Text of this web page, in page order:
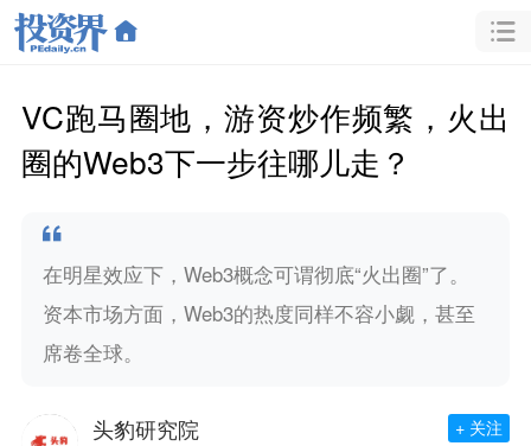
VC跑马圈地，游资炒作频繁，火出
圈的Web3下一步往哪儿走？
在明星效应下，Web3概念可谓彻底“火出圈”了。
资本市场方面，Web3的热度同样不容小觑，甚至
席卷全球。
头豹研究院 + 关注